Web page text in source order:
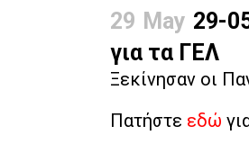
29 May 29-
για τα ΓΕΛ
Ξεκίνησαν οι
Πατήστε εδώ